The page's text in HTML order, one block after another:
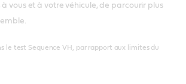
vous et à votre véhicule, de parcourir plus
le test Sequence VH, par rapport aux limites du